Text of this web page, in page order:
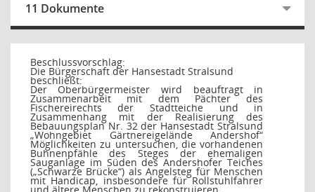
11 Dokumente
Beschlussvorschlag:
Die Bürgerschaft der Hansestadt Stralsund
beschließt:
Der Oberbürgermeister wird beauftragt in
Zusammenarbeit mit dem Pächter des
Fischereirechts der Stadtteiche und in
Zusammenhang mit der Realisierung des
Bebauungsplan Nr. 32 der Hansestadt Stralsund
„Wohngebiet Gärtnereigelände Andershof“
Möglichkeiten zu untersuchen, die vorhandenen
Buhnenpfähle des Steges der ehemaligen
Sauganlage im Süden des Andershofer Teiches
(„Schwarze Brücke“) als Angelsteg für Menschen
mit Handicap, insbesondere für Rollstuhlfahrer